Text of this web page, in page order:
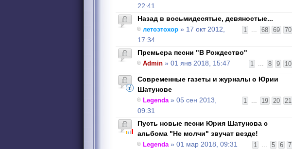
22:41
Назад в восьмидесятые, девяностые...
1 ... 68 69 70
летоэтохор » 17 окт 2012,
17:34
Премьера песни "В Рождество"
1 ... 8 9 10
Admin » 01 янв 2018, 15:47
Современные газеты и журналы о Юрии
Шатунове
1 ... 19 20 21
Legenda» 05 сен 2013,
09:31
Пусть новые песни Юрия Шатунова с
альбома "Не молчи" звучат везде!
1 ... 5 6 7
Legenda» 01 мар 2018, 09:31